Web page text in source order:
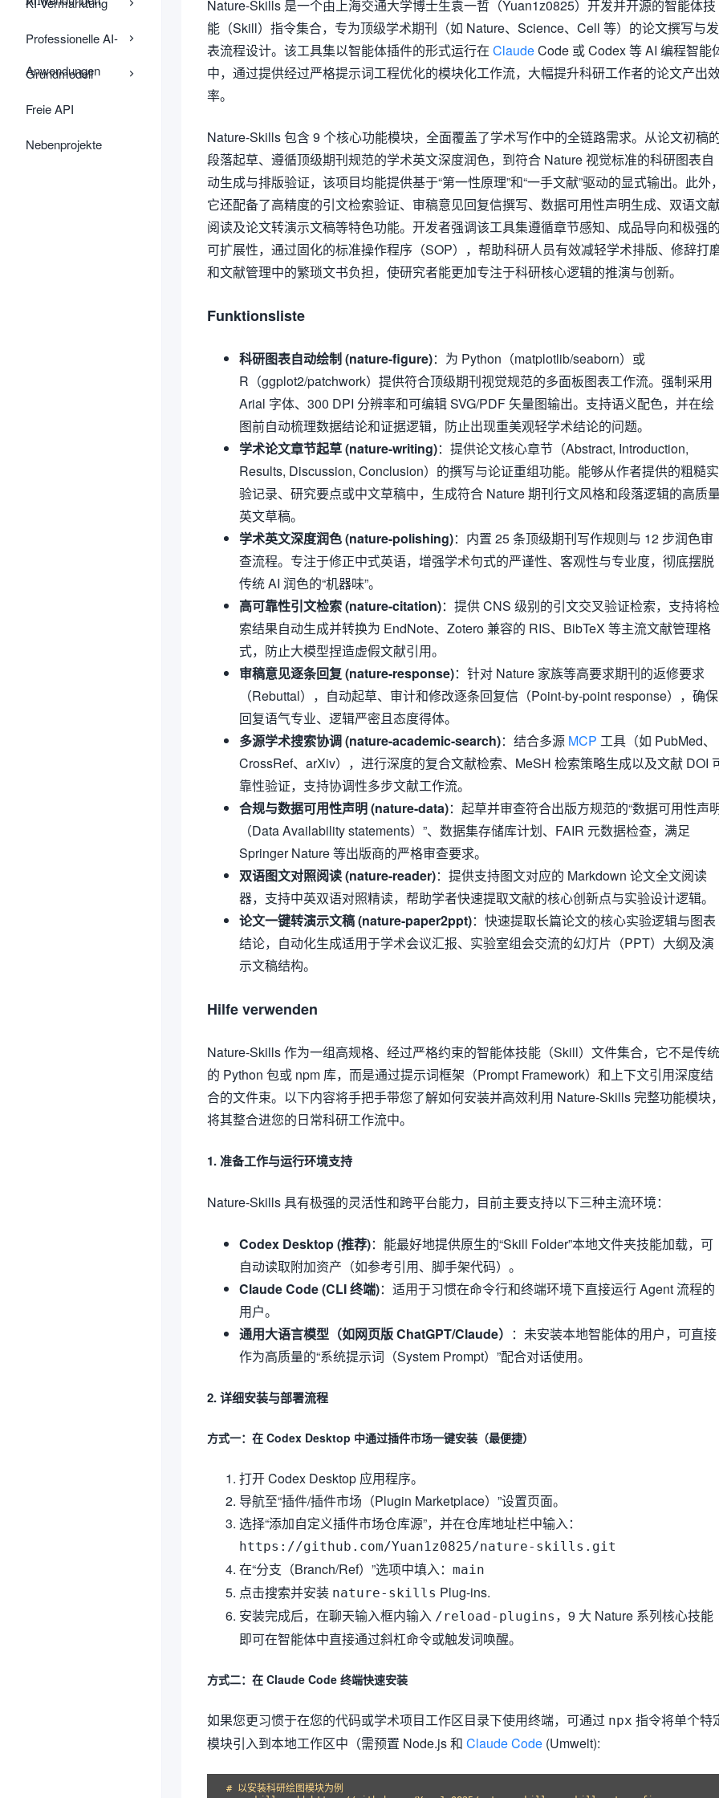
Professionelle AI-
Anwendungen
Grundmodell
Freie API
Nebenprojekte
Nature-Skills 是一个由上海交通大学博士生袁一哲（Yuan1z0825）开发并开源的智能体技
能（Skill）指令集合，专为顶级学术期刊（如 Nature、Science、Cell 等）的论文撰写与发
表流程设计。该工具集以智能体插件的形式运行在 ClaudeCode 或 Codex 等 AI 编程智能
中，通过提供经过严格提示词工程优化的模块化工作流，大幅提升科研工作者的论文产出
率。
Nature-Skills 包含 9 个核心功能模块，全面覆盖了学术写作中的全链路需求。从论文初稿
段落起草、遵循顶级期刊规范的学术英文深度润色，到符合 Nature 视觉标准的科研图表自
动生成与排版验证，该项目均能提供基于“第一性原理”和“一手文献”驱动的显式输出。此外，
它还配备了高精度的引文检索验证、审稿意见回复信撰写、数据可用性声明生成、双语文
阅读及论文转演示文稿等特色功能。开发者强调该工具集遵循章节感知、成品导向和极强的
可扩展性，通过固化的标准操作程序（SOP），帮助科研人员有效减轻学术排版、修辞打
和文献管理中的繁琐文书负担，使研究者能更加专注于科研核心逻辑的推演与创新。
Funktionsliste
科研图表自动绘制 (nature-figure)：为 Python（matplotlib/seaborn）或
R（ggplot2/patchwork）提供符合顶级期刊视觉规范的多面板图表工作流。强制采用
Arial 字体、300 DPI 分辨率和可编辑 SVG/PDF 矢量图输出。支持语义配色，并在绘
图前自动梳理数据结论和证据逻辑，防止出现重美观轻学术结论的问题。
学术论文章节起草 (nature-writing)：提供论文核心章节（Abstract, Introduction,
Results, Discussion, Conclusion）的撰写与论证重组功能。能够从作者提供的粗糙实
验记录、研究要点或中文草稿中，生成符合 Nature 期刊行文风格和段落逻辑的高质量
英文草稿。
学术英文深度润色 (nature-polishing)：内置 25 条顶级期刊写作规则与 12 步润色审
查流程。专注于修正中式英语，增强学术句式的严谨性、客观性与专业度，彻底摆脱
传统 AI 润色的“机器味”。
高可靠性引文检索 (nature-citation)：提供 CNS 级别的引文交叉验证检索，支持将检
索结果自动生成并转换为 EndNote、Zotero 兼容的 RIS、BibTeX 等主流文献管理格
式，防止大模型捏造虚假文献引用。
审稿意见逐条回复 (nature-response)：针对 Nature 家族等高要求期刊的返修要求
（Rebuttal），自动起草、审计和修改逐条回复信（Point-by-point response），确保
回复语气专业、逻辑严密且态度得体。
多源学术搜索协调 (nature-academic-search)：结合多源 MCP 工具（如 PubMed、
CrossRef、arXiv），进行深度的复合文献检索、MeSH 检索策略生成以及文献 DOI
靠性验证，支持协调性多步文献工作流。
合规与数据可用性声明 (nature-data)：起草并审查符合出版方规范的“数据可用性声
（Data Availability statements）”、数据集存储库计划、FAIR 元数据检查，满足
Springer Nature 等出版商的严格审查要求。
双语图文对照阅读 (nature-reader)：提供支持图文对应的 Markdown 论文全文阅读
器，支持中英双语对照精读，帮助学者快速提取文献的核心创新点与实验设计逻辑。
论文一键转演示文稿 (nature-paper2ppt)：快速提取长篇论文的核心实验逻辑与图表
结论，自动化生成适用于学术会议汇报、实验室组会交流的幻灯片（PPT）大纲及演
示文稿结构。
Hilfe verwenden
Nature-Skills 作为一组高规格、经过严格约束的智能体技能（Skill）文件集合，它不是传统
的 Python 包或 npm 库，而是通过提示词框架（Prompt Framework）和上下文引用深度结
合的文件束。以下内容将手把手带您了解如何安装并高效利用 Nature-Skills 完整功能模块，
将其整合进您的日常科研工作流中。
1. 准备工作与运行环境支持
Nature-Skills 具有极强的灵活性和跨平台能力，目前主要支持以下三种主流环境：
Codex Desktop (推荐)：能最好地提供原生的“Skill Folder”本地文件夹技能加载，可
自动读取附加资产（如参考引用、脚手架代码）。
Claude Code (CLI 终端)：适用于习惯在命令行和终端环境下直接运行 Agent 流程的
用户。
通用大语言模型（如网页版 ChatGPT/Claude） ：未安装本地智能体的用户，可直接
作为高质量的“系统提示词（System Prompt）”配合对话使用。
2. 详细安装与部署流程
方式一：在 Codex Desktop 中通过插件市场一键安装（最便捷）
打开 Codex Desktop 应用程序。
导航至“插件/插件市场（Plugin Marketplace）”设置页面。
选择“添加自定义插件市场仓库源”，并在仓库地址栏中输入：
https://github.com/Yuan1z0825/nature-skills.git
在“分支（Branch/Ref）”选项中填入： main
点击搜索并安装 nature-skills Plug-ins.
安装完成后，在聊天输入框内输入 /reload-plugins ，9 大 Nature 系列核心技能
即可在智能体中直接通过斜杠命令或触发词唤醒。
方式二：在 Claude Code 终端快速安装
如果您更习惯于在您的代码或学术项目工作区目录下使用终端，可通过 npx 指令将单个特
模块引入到本地工作区中（需预置 Node.js 和 Claude Code (Umwelt):
# 以安装科研绘图模块为例